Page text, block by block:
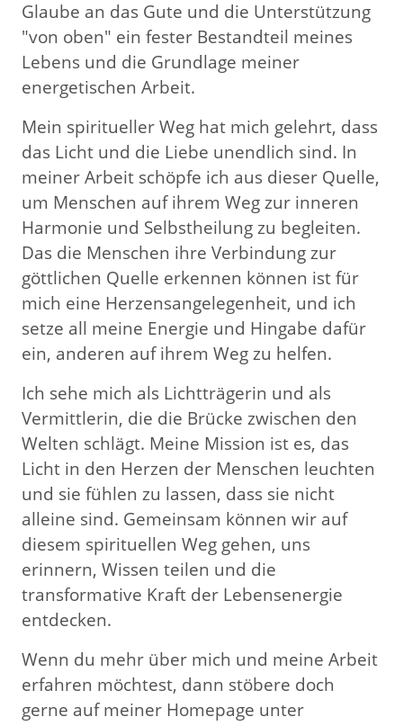
Glaube an das Gute und die Unterstützung
"von oben" ein fester Bestandteil meines
Lebens und die Grundlage meiner
energetischen Arbeit.
Mein spiritueller Weg hat mich gelehrt, dass
das Licht und die Liebe unendlich sind. In
meiner Arbeit schöpfe ich aus dieser Quelle,
um Menschen auf ihrem Weg zur inneren
Harmonie und Selbstheilung zu begleiten.
Das die Menschen ihre Verbindung zur
göttlichen Quelle erkennen können ist für
mich eine Herzensangelegenheit, und ich
setze all meine Energie und Hingabe dafür
ein, anderen auf ihrem Weg zu helfen.
Ich sehe mich als Lichtträgerin und als
Vermittlerin, die die Brücke zwischen den
Welten schlägt. Meine Mission ist es, das
Licht in den Herzen der Menschen leuchten
und sie fühlen zu lassen, dass sie nicht
alleine sind. Gemeinsam können wir auf
diesem spirituellen Weg gehen, uns
erinnern, Wissen teilen und die
transformative Kraft der Lebensenergie
entdecken.
Wenn du mehr über mich und meine Arbeit
erfahren möchtest, dann stöbere doch
gerne auf meiner Homepage unter